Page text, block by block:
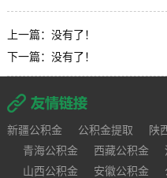
上一篇：没有了！
下一篇：没有了！
新疆公积金 公积金提取 陕
青海公积金
西藏公积金
山西公积金
安徽公积金